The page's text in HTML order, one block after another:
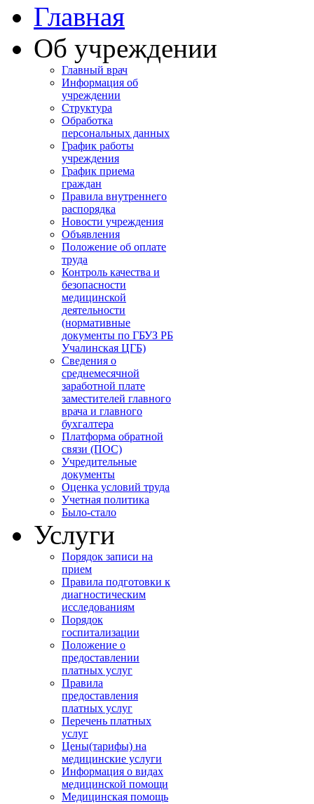
Главная
Об учреждении
Главный врач
Информация об
учреждении
Структура
Обработка
персональных данных
График работы
учреждения
График приема
граждан
Правила внутреннего
распорядка
Новости учреждения
Объявления
Положение об оплате
труда
Контроль качества и
безопасности
медицинской
деятельности
(нормативные
документы по ГБУЗ РБ
Учалинская ЦГБ)
Сведения о
среднемесячной
заработной плате
заместителей главного
врача и главного
бухгалтера
Платформа обратной
связи (ПОС)
Учредительные
документы
Оценка условий труда
Учетная политика
Было-стало
Услуги
Порядок записи на
прием
Правила подготовки к
диагностическим
исследованиям
Порядок
госпитализации
Положение о
предоставлении
платных услуг
Правила
предоставления
платных услуг
Перечень платных
услуг
Цены(тарифы) на
медицинские услуги
Информация о видах
медицинской помощи
Медицинская помощь